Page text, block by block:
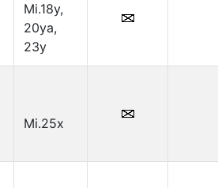
Mi.18y,
20ya,
23y
Mi.25x